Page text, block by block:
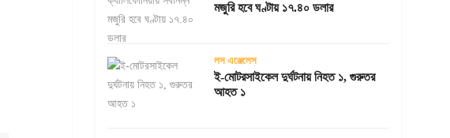
মজুরি হবে ঘণ্টায় ১৭.৪০ ডলার
লস এঞ্জেলেস
ই-মোটরসাইকেল দুর্ঘটনায় নিহত ১, গুরুতর
আহত ১